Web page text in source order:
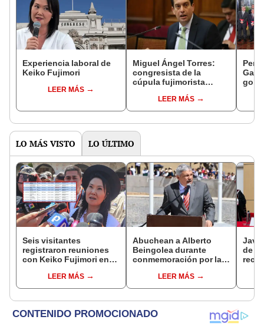
Experiencia laboral de
Keiko Fujimori
LEER MÁS
Miguel Ángel Torres:
congresista de la
cúpula fujimorista
del SenadoLEER MÁS
LO MÁS VISTO LO ÚLTIMO
Seis visitantes
registraron reuniones
con Keiko Fujimori en
presidenta se
encontraba en Junín
LEER MÁS
Abuchean a Alberto
Beingolea durante
conmemoración por la
LEER MÁS
de